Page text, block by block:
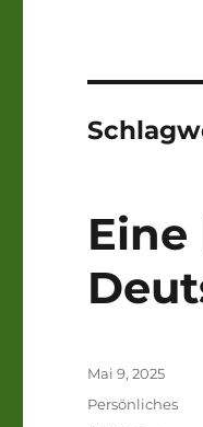
Veröffentlicht
am
Mai 9, 2025
Kategorien
Persönliches